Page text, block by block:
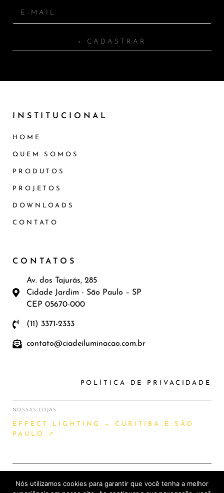
+ CADASTRAR
INSTITUCIONAL
HOME
QUEM SOMOS
PRODUTOS
PROJETOS
DOWNLOADS
CONTATO
CONTATOS
Av. dos Tajurás, 285
Cidade Jardim - São Paulo – SP
CEP 05670-000
(11) 3371-2333
contato@ciadeiluminacao.com.br
POLÍTICA DE PRIVACIDADE
NOSSAS LOJAS
EFFECT LIGHTING — CURITIBA E SÃO
PAULO ↗
2026 © CIA DE ILUMINAÇÃO |
Nós utilizamos cookies para garantir que você tenha a melhor